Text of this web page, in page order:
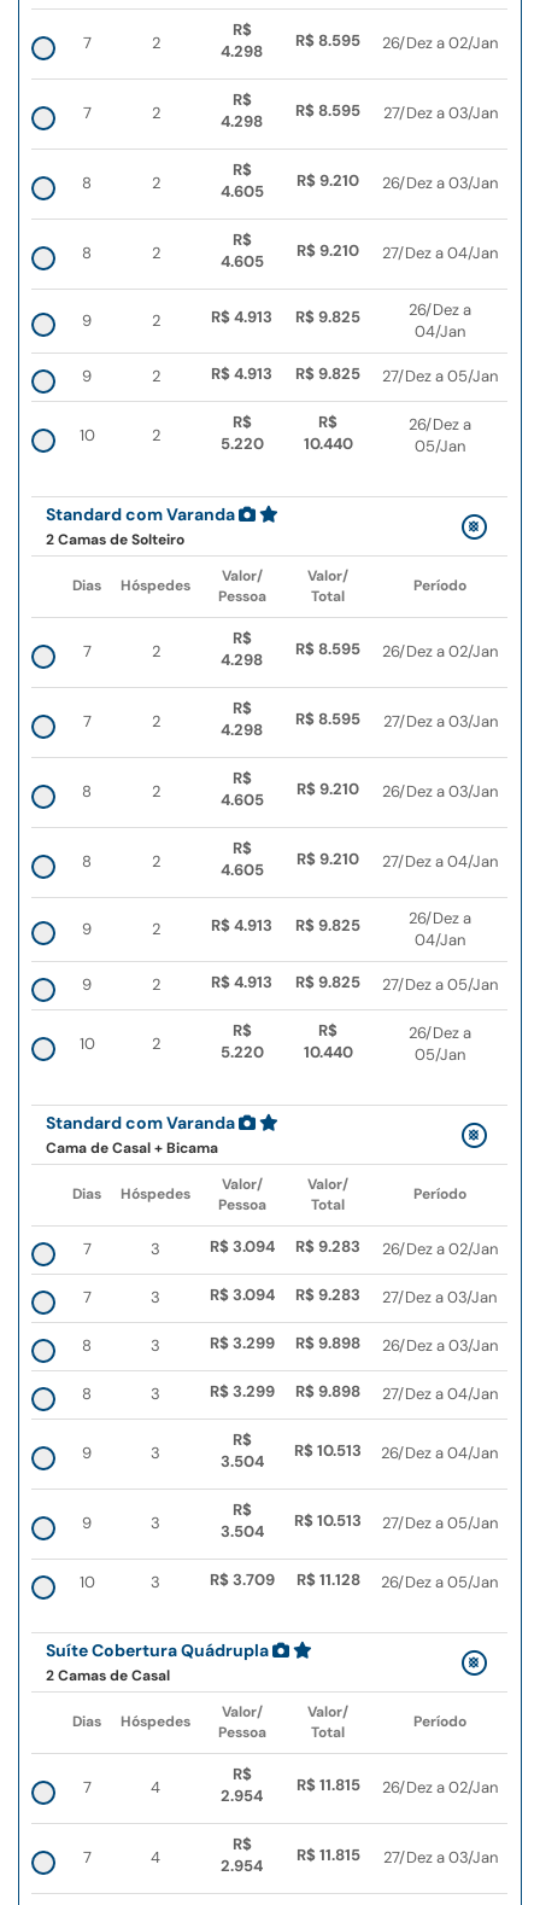
7 2
R$
4.298
R$ 8.595 26/Dez a 02/Jan
7 2
R$
4.298
R$ 8.595 27/Dez a 03/Jan
8 2
R$
4.605
R$ 9.210 26/Dez a 03/Jan
8 2
R$
4.605
R$ 9.210 27/Dez a 04/Jan
9 2 R$ 4.913 R$ 9.825
26/Dez a
04/Jan
9 2 R$ 4.913 R$ 9.825 27/Dez a 05/Jan
10 2
R$
5.220
R$
10.440
26/Dez a
05/Jan
Standard com Varanda
2 Camas de Solteiro
Dias Hóspedes
Valor/
Pessoa
Valor/
Total
Período
7 2
R$
4.298
R$ 8.595 26/Dez a 02/Jan
7 2
R$
4.298
R$ 8.595 27/Dez a 03/Jan
8 2
R$
4.605
R$ 9.210 26/Dez a 03/Jan
8 2
R$
4.605
R$ 9.210 27/Dez a 04/Jan
9 2 R$ 4.913 R$ 9.825
26/Dez a
04/Jan
9 2 R$ 4.913 R$ 9.825 27/Dez a 05/Jan
10 2
R$
5.220
R$
10.440
26/Dez a
05/Jan
Standard com Varanda
Cama de Casal + Bicama
Dias Hóspedes
Valor/
Pessoa
Valor/
Total
Período
7 3 R$ 3.094 R$ 9.283 26/Dez a 02/Jan
7 3 R$ 3.094 R$ 9.283 27/Dez a 03/Jan
8 3 R$ 3.299 R$ 9.898 26/Dez a 03/Jan
8 3 R$ 3.299 R$ 9.898 27/Dez a 04/Jan
9 3
R$
3.504
R$ 10.513 26/Dez a 04/Jan
9 3
R$
3.504
R$ 10.513 27/Dez a 05/Jan
10 3 R$ 3.709 R$ 11.128 26/Dez a 05/Jan
Suíte Cobertura Quádrupla
2 Camas de Casal
Dias Hóspedes
Valor/
Pessoa
Valor/
Total
Período
7 4
R$
2.954
R$ 11.815 26/Dez a 02/Jan
7 4
R$
2.954
R$ 11.815 27/Dez a 03/Jan